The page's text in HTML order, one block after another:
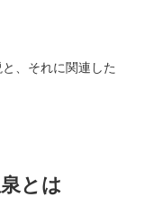
、それに関連した
とは